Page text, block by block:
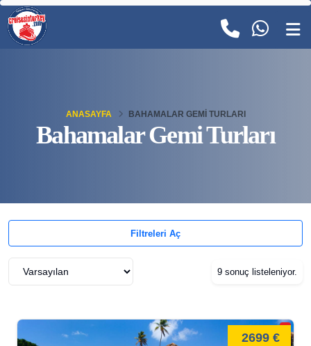
Bahamalar Gemi Turları
ANASAYFA BAHAMALAR GEMI TURLARI
Filtreleri Aç
9 sonuç listeleniyor.
2699 €